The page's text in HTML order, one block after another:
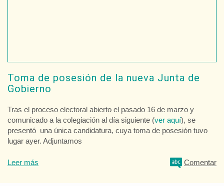
Toma de posesión de la nueva Junta de
Gobierno
Tras el proceso electoral abierto el pasado 16 de marzo y
comunicado a la colegiación al día siguiente (ver aquí), se
presentó una única candidatura, cuya toma de posesión tuvo
lugar ayer. Adjuntamos
Leer más Comentar